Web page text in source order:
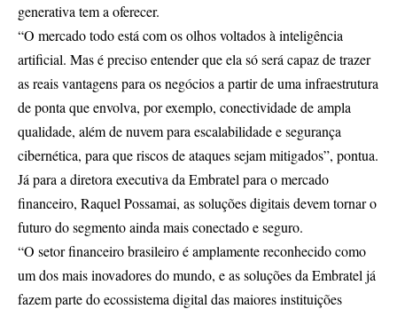
generativa tem a oferecer.
“O mercado todo está com os olhos voltados à inteligência
artificial. Mas é preciso entender que ela só será capaz de trazer
as reais vantagens para os negócios a partir de uma infraestrutura
de ponta que envolva, por exemplo, conectividade de ampla
qualidade, além de nuvem para escalabilidade e segurança
cibernética, para que riscos de ataques sejam mitigados”, pontua.
Já para a diretora executiva da Embratel para o mercado
financeiro, Raquel Possamai, as soluções digitais devem tornar o
futuro do segmento ainda mais conectado e seguro.
“O setor financeiro brasileiro é amplamente reconhecido como
um dos mais inovadores do mundo, e as soluções da Embratel já
fazem parte do ecossistema digital das maiores instituições